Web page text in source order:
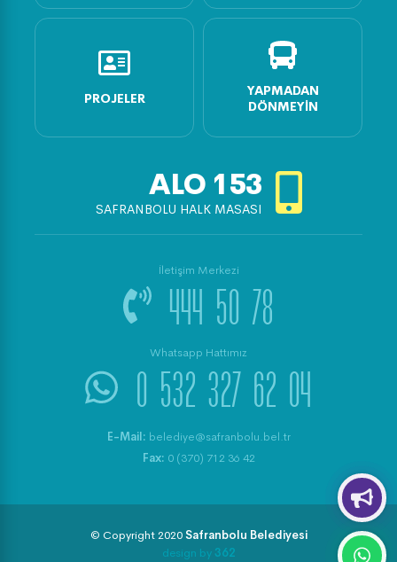
PROJELER
YAPMADAN
DÖNMEYIN
ALO 153
SAFRANBOLU HALK MASASI
İletişim Merkezi
444 50 78
Whatsapp Hattımız
0 532 327 62 04
E-Mail: belediye@safranbolu.bel.tr
Fax: 0 (370) 712 36 42
© Copyright 2020Safranbolu Belediyesi
design by 362